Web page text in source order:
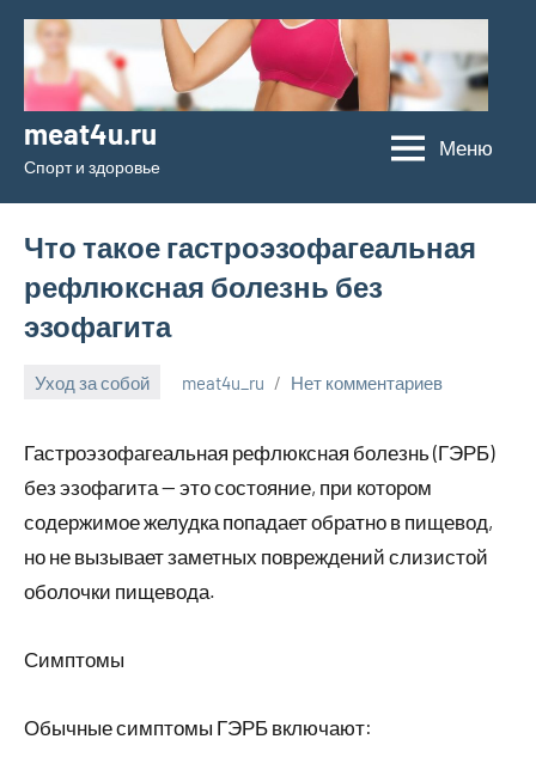
Перейти
содержимому
meat4u.ru
Спорт и здоровье
Меню
Что такое гастроэзофагеальная
рефлюксная болезнь без
эзофагита
Уход за собой
2024
meat4u_ru Нет комментариев
Гастроэзофагеальная рефлюксная болезнь (ГЭРБ)
без эзофагита — это состояние, при котором
содержимое желудка попадает обратно в пищевод,
но не вызывает заметных повреждений слизистой
оболочки пищевода.
Симптомы
Обычные симптомы ГЭРБ включают: